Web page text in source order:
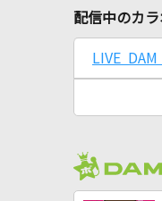
配信中のカ
LIVE